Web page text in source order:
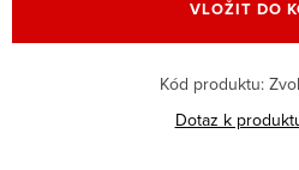
VLOŽIT DO
Kód produktu:
Dotaz k